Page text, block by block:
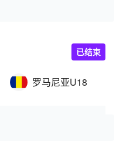
罗马尼亚U18
已结束